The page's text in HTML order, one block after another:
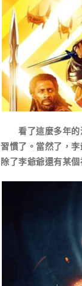
看了這麼多年的
習慣了。當然了，
除了李爺爺還有某